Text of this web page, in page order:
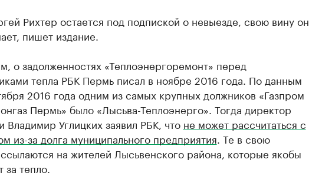
Рихтер остается под подпиской о невыезде, свою вину он
пишет издание.
о задолженностях «Теплоэнергоремонт» перед
тепла РБК Пермь писал в ноябре 2016 года. По данным
2016 года одним из самых крупных должников «Газпром
Пермь» было «Лысьва-Теплоэнерго». Тогда директор
Владимир Углицких заявил РБК, что не может рассчитаться с
из-за долга муниципального предприятия . Те в свою
на жителей Лысьвенского района, которые якобы
за тепло.